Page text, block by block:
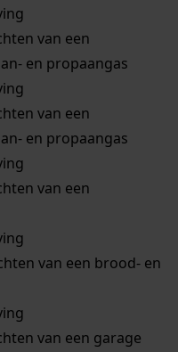
van een
en propaangas
van een
en propaangas
van een
van een brood- en
van een garage